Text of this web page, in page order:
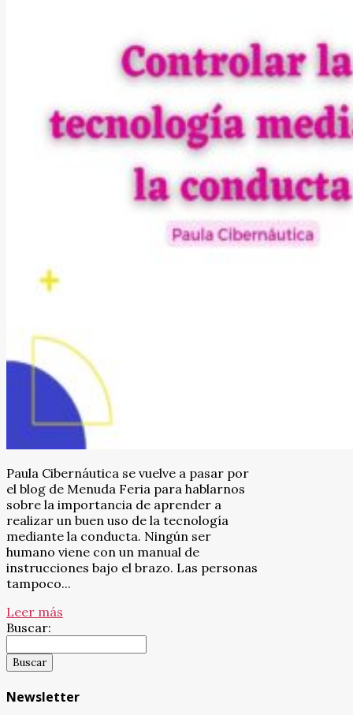
Paula Cibernáutica se vuelve a pasar por
el blog de Menuda Feria para hablarnos
sobre la importancia de aprender a
realizar un buen uso de la tecnología
mediante la conducta. Ningún ser
humano viene con un manual de
instrucciones bajo el brazo. Las personas
tampoco...
Leer más
Buscar:
Newsletter